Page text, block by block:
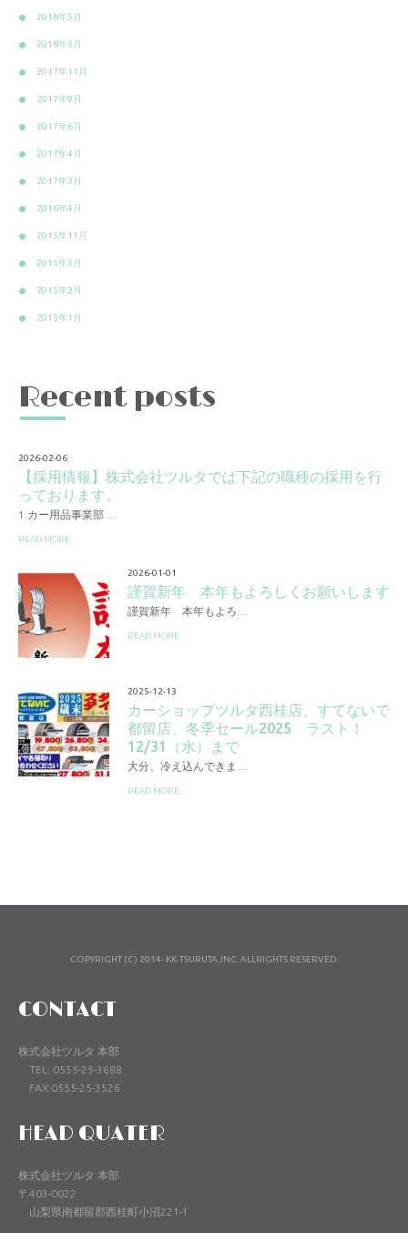
2018年5月
2018年3月
2017年11月
2017年9月
2017年6月
2017年4月
2017年3月
2016年4月
2015年11月
2015年3月
2015年2月
2015年1月
Recent posts
2026-02-06
【採用情報】株式会社ツルタでは下記の職種の採用を行
っております。
1.カー用品事業部 …
READ MORE
2026-01-01
謹賀新年 本年もよろしくお願いします
謹賀新年 本年もよろ…
READ MORE
2025-12-13
カーショップツルタ西桂店、すてないで
都留店、冬季セール2025 ラスト！
12/31（水）まで
大分、冷え込んできま…
READ MORE
COPYRIGHT (C) 2014- KK-TSURUTA,INC. ALLRIGHTS RESERVED.
CONTACT
株式会社ツルタ 本部
TEL: 0555-25-3688
FAX:0555-25-3526
HEAD QUATER
株式会社ツルタ 本部
〒403-0022
山梨県南都留郡西桂町小沼221-1